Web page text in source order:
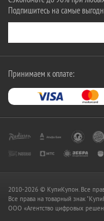
Подпишитесь на самые
Принимаем к оплате:
2010-2026 © КупиКупон. Все
Все права на товарный знак
OOO «Агентство цифровых